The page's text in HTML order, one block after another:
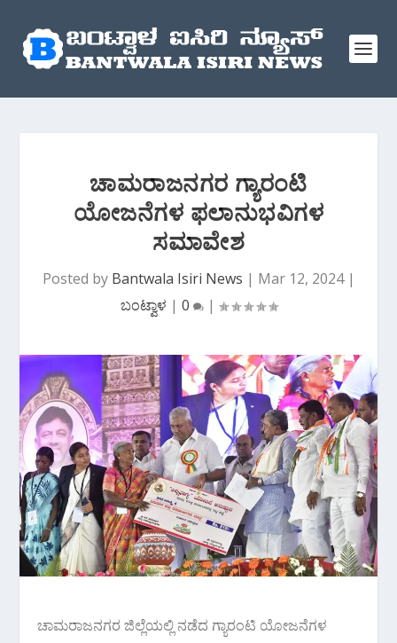
ಚಾಮರಾಜನಗರ ಗ್ಯಾರಂಟಿ
ಯೋಜನೆಗಳ ಫಲಾನುಭವಿಗಳ
ಸಮಾವೇಶ
Posted by Bantwala Isiri News | Mar 12, 2024|
ಬಂಟ್ವಾಳ | 0 |
ಚಾಮರಾಜನಗರ ಜಿಲ್ಲೆಯಲ್ಲಿ ನಡೆದ ಗ್ಯಾರಂಟಿ ಯೋಜನೆಗಳ